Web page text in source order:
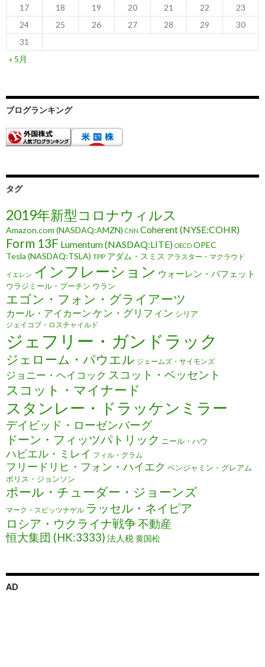
17
18 19 20 21 22
23
24
25 26 27 28 29
30
31
« 5月
ブログランキング
タグ
2019年新型コロナウィルス
Amazon.com (NASDAQ:AMZN) CNN Coherent (NYSE:COHR)
Form 13F Lumentum (NASDAQ:LITE) OECD OPEC
Tesla (NASDAQ:TSLA) TPP アダム・スミス アラスター・マクラウド
イエレン インフレーション ウォーレン・バフェット
ウラジミール・プーチン ウラン
エゴン・フォン・グライアーツ
カール・アイカーン ケン・グリフィン シリア
ジェイコブ・ロスチャイルド
ジェフリー・ガンドラック
ジェローム・パウエル ジェームズ・サイモンズ
ジョニー・ヘイコック スコット・ベッセント
スコット・マイナード
スタンレー・ドラッケンミラー
デイビッド・ローゼンバーグ
ドーン・フィッツパトリック ニール・ハウ
ハビエル・ミレイ フィル・グラム
フリードリヒ・フォン・ハイエク ベンジャミン・グレアム
ボリス・ジョンソン
ポール・チューダー・ジョーンズ
マーク・スピッツナゲル ラッセル・ネイピア
ロシア・ウクライナ戦争不動産
恒大集団 (HK:3333) 法人税黄国松
AD